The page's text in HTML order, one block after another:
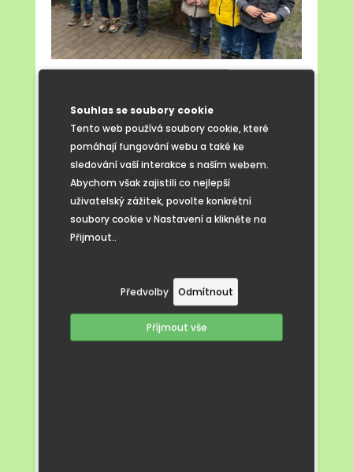
Souhlas se soubory cookie
Tento web používá soubory cookie, které
pomáhají fungování webu a také ke
sledování vaší interakce s naším webem.
Abychom však zajistili co nejlepší
uživatelský zážitek, povolte konkrétní
soubory cookie v Nastavení a klikněte na
Přijmout..
Předvolby Odmítnout
Příjmout vše